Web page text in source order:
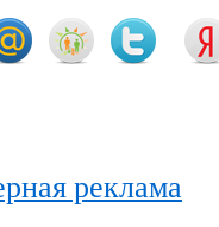
реклама